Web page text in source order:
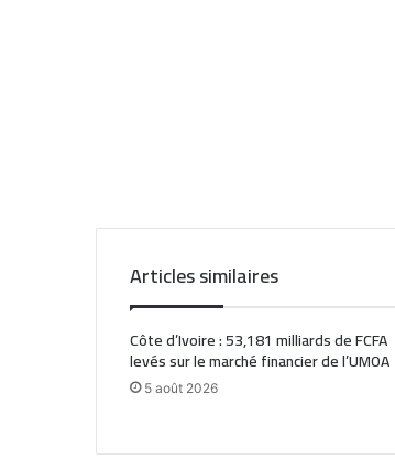
Articles similaires
Côte d’Ivoire : 53,181 milliards de FCFA
levés sur le marché financier de l’UMOA
5 août 2026